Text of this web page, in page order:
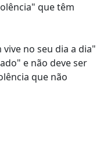
que têm
no seu dia a dia"
e não deve ser
que não